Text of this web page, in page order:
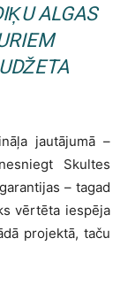
ALGAS
jautājumā –
Skultes
– tagad
vērtēta iespēja
projektā, taču